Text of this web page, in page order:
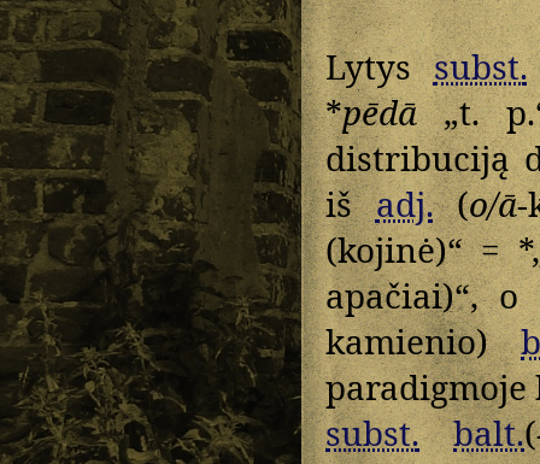
Lytyssubst.
*pēdā„t.
distribuciją
išadj.(o/ā-
(kojinė)“ =
apačiai)“,
kamienio)
subst.
balt.